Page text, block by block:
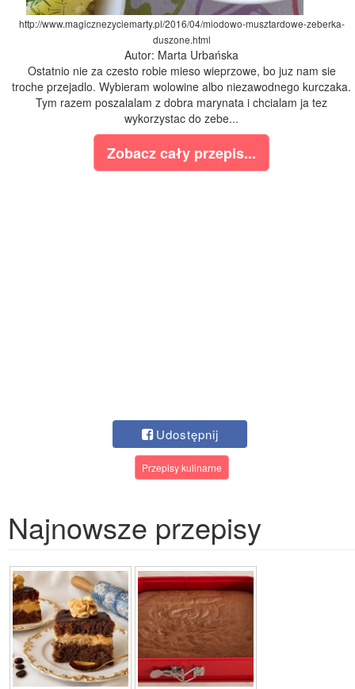
http://www.magicznezyciemarty.pl/2016/04/miodowo-musztardowe-zeberka-
duszone.html
Autor: Marta Urbańska
Ostatnio nie za czesto robie mieso wieprzowe, bo juz nam sie
troche przejadlo. Wybieram wolowine albo niezawodnego kurczaka.
Tym razem poszalalam z dobra marynata i chcialam ja tez
wykorzystac do zebe...
Zobacz cały przepis...
Udostępnij
Przepisy kulinarne
Najnowsze przepisy